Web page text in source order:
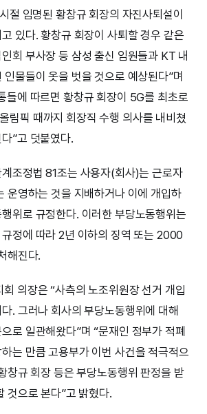
절 임명된 황창규 회장의 자진사퇴설이
있다. 황창규 회장이 사퇴할 경우 같은
회 부사장 등 삼성 출신 임원들과 KT 내
물들이 옷을 벗을 것으로 예상된다”며
들에 따르면 황창규 회장이 5G를 최초로
림픽 때까지 회장직 수행 의사를 내비쳤
”고 덧붙였다.
조정법 81조는 사용자(회사)는 근로자
운영하는 것을 지배하거나 이에 개입하
위로 규정한다. 이러한 부당노동행위는
정에 따라 2년 이하의 징역 또는 2000
해진다.
의장은 “사측의 노조위원장 선거 개입
. 그러나 회사의 부당노동행위에 대해
로 일관해왔다”며 “문재인 정부가 적폐
는 만큼 고용부가 이번 사건을 적극적으
창규 회장 등은 부당노동행위 판정을 받
것으로 본다”고 밝혔다.